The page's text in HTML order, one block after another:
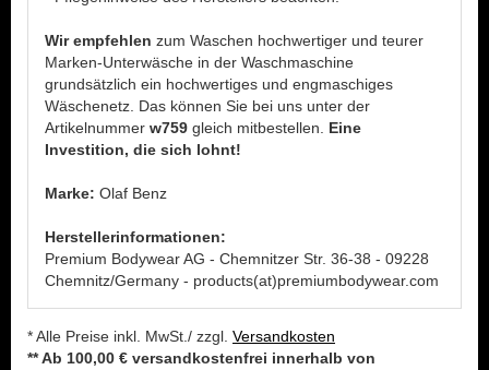
Wir empfehlen zum Waschen hochwertiger und teurer
Marken-Unterwäsche in der Waschmaschine
grundsätzlich ein hochwertiges und engmaschiges
Wäschenetz. Das können Sie bei uns unter der
Artikelnummer w759 gleich mitbestellen. Eine
Investition, die sich lohnt!
Marke: Olaf Benz
Herstellerinformationen:
Premium Bodywear AG - Chemnitzer Str. 36-38 - 09228
Chemnitz/Germany - products(at)premiumbodywear.com
* Alle Preise inkl. MwSt./ zzgl. Versandkosten
** Ab 100,00 € versandkostenfrei innerhalb von